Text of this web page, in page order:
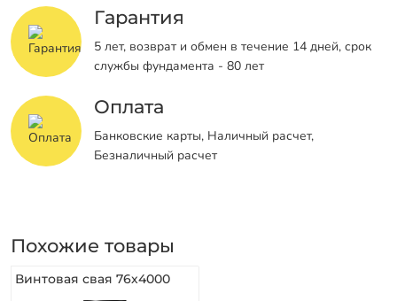
Гарантия
5 лет, возврат и обмен в течение 14 дней, срок
службы фундамента - 80 лет
Оплата
Банковские карты, Наличный расчет,
Безналичный расчет
Похожие товары
Винтовая свая 76х4000